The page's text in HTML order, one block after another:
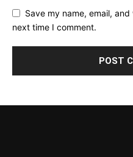
Save my name, email,
next time I comment.